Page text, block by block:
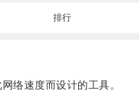
排行
速度而设计的工具。